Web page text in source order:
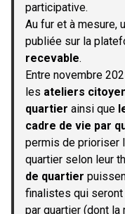
participative.
Au fur et à mesure,
publiée sur la
recevable.
Entre novembre
les ateliers
quartier ainsi que
cadre de vie par
permis de prioriser
quartier selon leur
de quartier
finalistes qui
par quartier (dont la